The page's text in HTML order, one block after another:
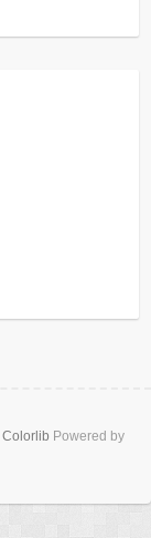
Colorlib Powered by